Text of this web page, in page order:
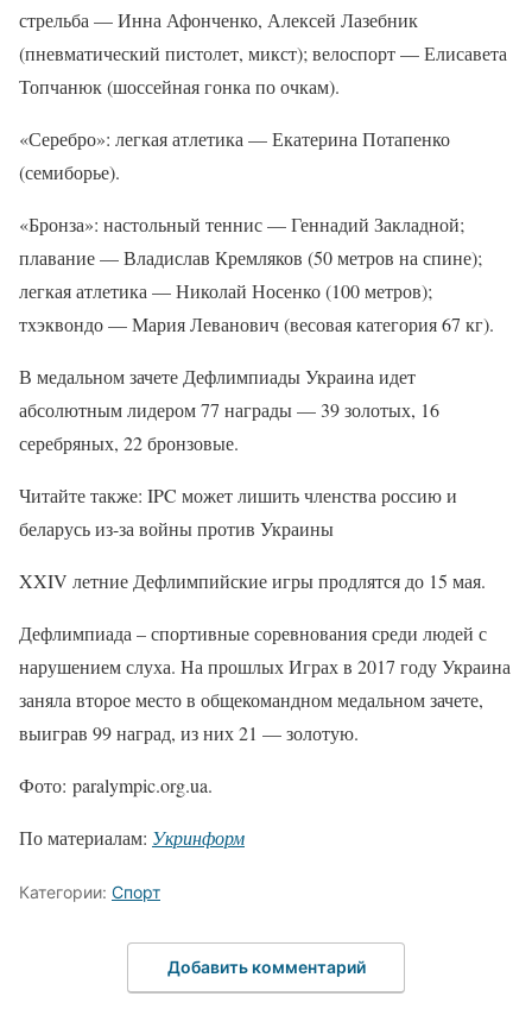
стрельба — Инна Афонченко, Алексей Лазебник
(пневматический пистолет, микст); велоспорт — Елисавета
Топчанюк (шоссейная гонка по очкам).
«Серебро»: легкая атлетика — Екатерина Потапенко
(семиборье).
«Бронза»: настольный теннис — Геннадий Закладной;
плавание — Владислав Кремляков (50 метров на спине);
легкая атлетика — Николай Носенко (100 метров);
тхэквондо — Мария Леванович (весовая категория 67 кг).
В медальном зачете Дефлимпиады Украина идет
абсолютным лидером 77 награды — 39 золотых, 16
серебряных, 22 бронзовые.
Читайте также: IPC может лишить членства россию и
беларусь из-за войны против Украины
XXIV летние Дефлимпийские игры продлятся до 15 мая.
Дефлимпиада – спортивные соревнования среди людей с
нарушением слуха. На прошлых Играх в 2017 году Украина
заняла второе место в общекомандном медальном зачете,
выиграв 99 наград, из них 21 — золотую.
Фото: paralympic.org.ua.
По материалам: Укринформ
Категории: Спорт
Добавить комментарий